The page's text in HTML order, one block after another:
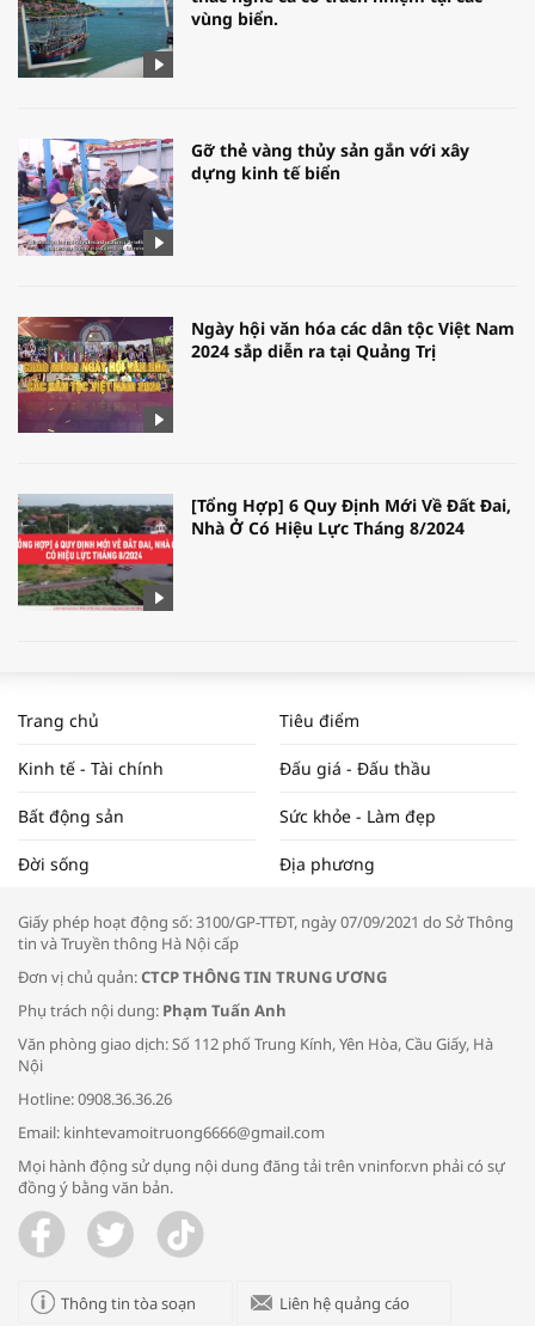
vùng biển.
Gỡ thẻ vàng thủy sản gắn với xây
dựng kinh tế biển
Ngày hội văn hóa các dân tộc Việt Nam
2024 sắp diễn ra tại Quảng Trị
[Tổng Hợp] 6 Quy Định Mới Về Đất Đai,
Nhà Ở Có Hiệu Lực Tháng 8/2024
NAM NĂM 2024 VÀ NĂM 2025 | NHỊP
ĐẬP THỊ TRƯỜNG #62
Tọa đàm “Xúc tiến thương mại: Khơi
Bác sĩ tư vấn cách phòng tránh bệnh
đường hô hấp trong thời tiết giao mùa
Trao yêu thương cho em
Trang chủ Tiêu điểm
Kinh tế - Tài chính Đấu giá - Đấu thầu
Bất động sản Sức khỏe - Làm đẹp
Đời sống Địa phương
Giấy phép hoạt động số: 3100/GP-TTĐT, ngày 07/09/2021 do Sở Thông
tin và Truyền thông Hà Nội cấp
Đơn vị chủ quản:CTCP THÔNG TIN TRUNG ƯƠNG
Phụ trách nội dung: Phạm Tuấn Anh
Văn phòng giao dịch: Số 112 phố Trung Kính, Yên Hòa, Cầu Giấy, Hà
Nội
Hotline: 0908.36.36.26
Email: kinhtevamoitruong6666@gmail.com
Mọi hành động sử dụng nội dung đăng tải trên vninfor.vn phải có sự
đồng ý bằng văn bản.
Thông tin tòa soạn Liên hệ quảng cáo